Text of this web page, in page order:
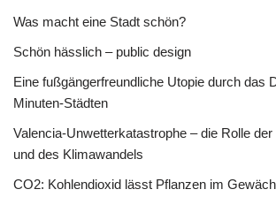
Was macht eine Stadt schön?
Schön hässlich – public design
Eine fußgängerfreundliche Utopie durch das
Minuten-Städten
Valencia-Unwetterkatastrophe – die Rolle
und des Klimawandels
CO2: Kohlendioxid lässt Pflanzen im